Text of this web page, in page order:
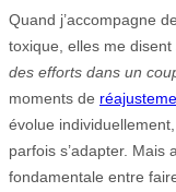
Quand j’accompagne
toxique, elles me disent
des efforts dans un
moments de
évolue
parfois s’adapter. Mais
fondamentale entre